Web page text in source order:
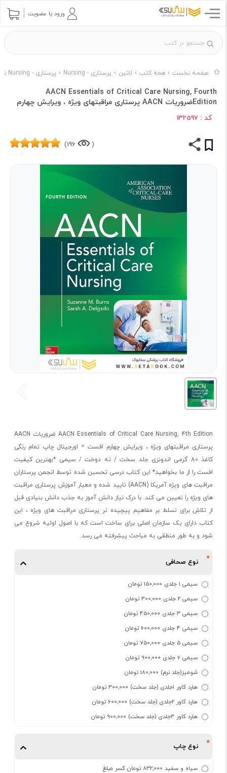
ورود یا عضویت
صفحه نخست همه کتب لاتین پرستاری - Nursing پرستاری - Nursing ناشر McGraw-Hill Education
AACN Essentials of Critical Care Nursing, Fourth
Editionضروریات AACN پرستاری مراقبتهای ویژه ، ویرایش چهارم
کد : 132597
(
196)
AACN Essentials of Critical Care Nursing, 4th Edition ضروریات AACN
پرستاری مراقبتهای ویژه ، ویرایش چهارم افست = اورجینال چاپ تمام رنگی
کاغذ 80 گرمی اندونزی جلد سخت / ته دوخت / سیمی *بهترین کیفیت
افست را از ما بخواهید* این کتاب درسی تحسین شده توسط انجمن پرستاران
مراقبت های ویژه آمریکا (AACN) تایید شده و معیار آموزش پرستاری مراقبت
های ویژه را تعیین می کند. با درک نیاز دانش آموز به جذب دانش بنیادی قبل
از تلاش برای تسلط بر مفاهیم پیچیده تر پرستاری مراقبت های ویژه ، این
کتاب دارای یک سازمان اصلی برای ساخت است که با اصول اولیه شروع می
شود و به طور منطقی به مباحث پیشرفته می رسد.
نوع صحافی
سیمی 1 جلدی 150,000 تومان
سیمی 2 جلدی 300,000 تومان
سیمی 3 جلدی 450,000 تومان
سیمی 4 جلدی 600,000 تومان
سیمی 5 جلدی 750,000 تومان
سیمی 6 جلدی 900,000 تومان
شومیز(جلد نرم) 180,000 تومان
هارد کاور 1جلدی (جلد سخت) 300,000 تومان
هارد کاور 2جلدی (جلد سخت) 600,000 تومان
هارد کاور 3جلدی (جلد سخت) 900,000 تومان
نوع چاپ
سیاه و سفید 832,000 تومان کسر مبلغ